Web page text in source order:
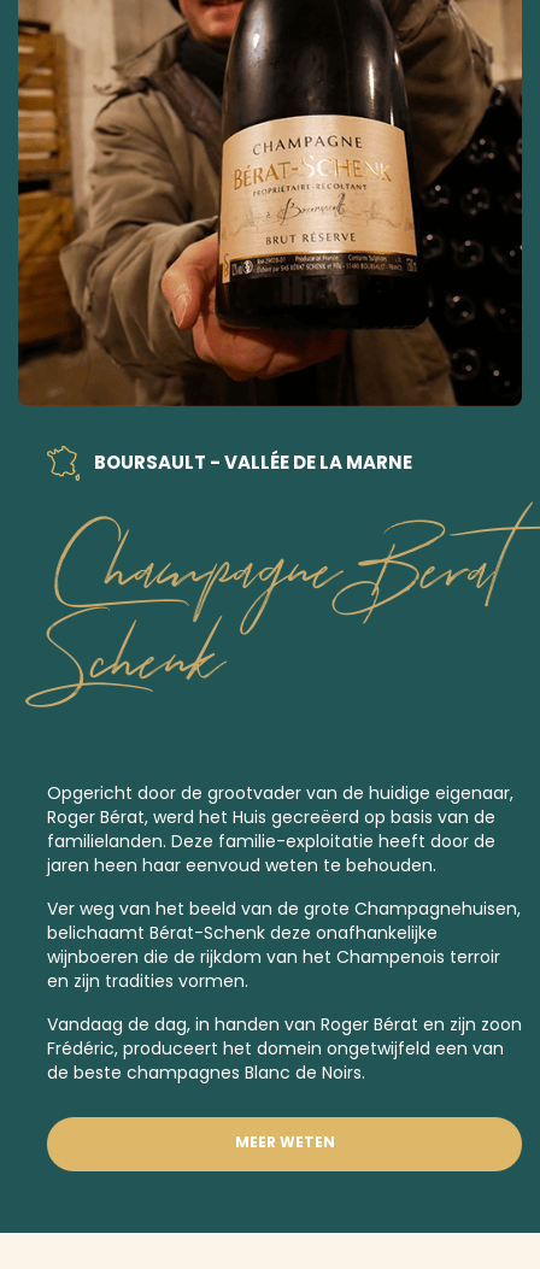
BOURSAULT - VALLÉE DE LA MARNE
Champagne Berat
Schenk
Opgericht door de grootvader van de huidige eigenaar,
Roger Bérat, werd het Huis gecreëerd op basis van de
familielanden. Deze familie-exploitatie heeft door de
jaren heen haar eenvoud weten te behouden.
Ver weg van het beeld van de grote Champagnehuisen,
belichaamt Bérat-Schenk deze onafhankelijke
wijnboeren die de rijkdom van het Champenois terroir
en zijn tradities vormen.
Vandaag de dag, in handen van Roger Bérat en zijn zoon
Frédéric, produceert het domein ongetwijfeld een van
de beste champagnes Blanc de Noirs.
MEER WETEN